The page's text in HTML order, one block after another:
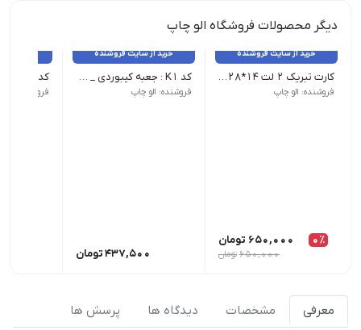
دیگر محصولات فروشگاه الو چاپ
خرید از سایت فروشنده
کارت تبریک 2 لت 14*28 _ 100 عدد
فروشنده: الو چاپ
0٪ 650,000 تومان
650,000 تومان
خرید از سایت فروشنده
کد K1 : جعبه کیبوردی _ 25 عدد
فروشنده: الو چاپ
437,500تومان
فروشنده: الو
معرفی مشخصات دیدگاه ها پرسش ها